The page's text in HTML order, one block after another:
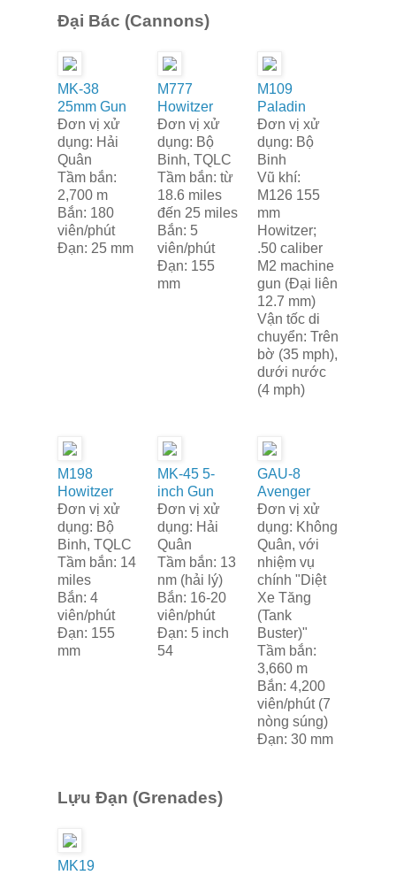
Đại Bác (Cannons)
MK-38
25mm Gun
Đơn vị xử
dụng: Hải
Quân
Tầm bắn:
2,700 m
Bắn: 180
viên/phút
Đạn: 25 mm
M777
Howitzer
Đơn vị xử
dụng: Bộ
Binh, TQLC
Tầm bắn: từ
18.6 miles
đến 25 miles
Bắn: 5
viên/phút
Đạn: 155
mm
M109
Paladin
Đơn vị xử
dụng: Bộ
Binh
Vũ khí:
M126 155
mm
Howitzer;
.50 caliber
M2 machine
gun (Đại liên
12.7 mm)
Vận tốc di
chuyển: Trên
bờ (35 mph),
dưới nước
(4 mph)
M198
Howitzer
Đơn vị xử
dụng: Bộ
Binh, TQLC
Tầm bắn: 14
miles
Bắn: 4
viên/phút
Đạn: 155
mm
MK-45 5-
inch Gun
Đơn vị xử
dụng: Hải
Quân
Tầm bắn: 13
nm (hải lý)
Bắn: 16-20
viên/phút
Đạn: 5 inch
54
GAU-8
Avenger
Đơn vị xử
dụng: Không
Quân, với
nhiệm vụ
chính "Diệt
Xe Tăng
(Tank
Buster)"
Tầm bắn:
3,660 m
Bắn: 4,200
viên/phút (7
nòng súng)
Đạn: 30 mm
Lựu Đạn (Grenades)
MK19